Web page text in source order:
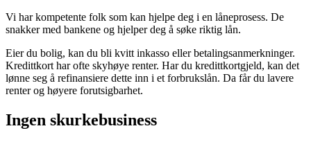
Vi har kompetente folk som kan hjelpe deg i en låneprosess. De
snakker med bankene og hjelper deg å søke riktig lån.
Eier du bolig, kan du bli kvitt inkasso eller betalingsanmerkninger.
Kredittkort har ofte skyhøye renter. Har du kredittkortgjeld, kan det
lønne seg å refinansiere dette inn i et forbrukslån. Da får du lavere
renter og høyere forutsigbarhet.
Ingen skurkebusiness